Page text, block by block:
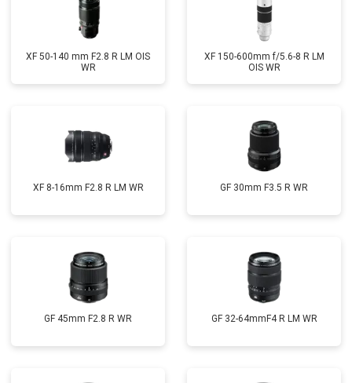
XF 50-140 mm F2.8 R LM OIS
WR
XF 150-600mm f/5.6-8 R LM
OIS WR
XF 8-16mm F2.8 R LM WR GF 30mm F3.5 R WR
GF 45mm F2.8 R WR GF 32-64mmF4 R LM WR